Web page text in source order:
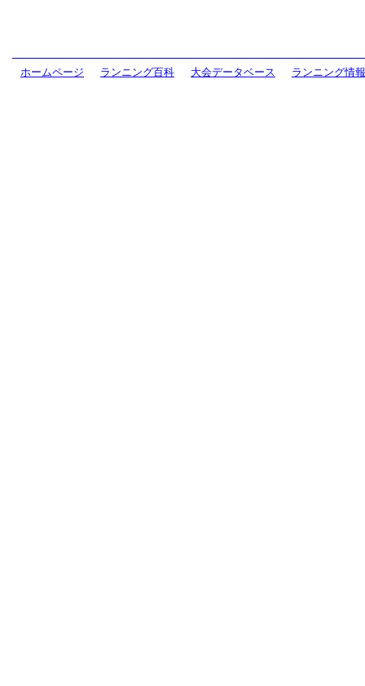
ホームページ ランニング百科 大会データベース ランニング情